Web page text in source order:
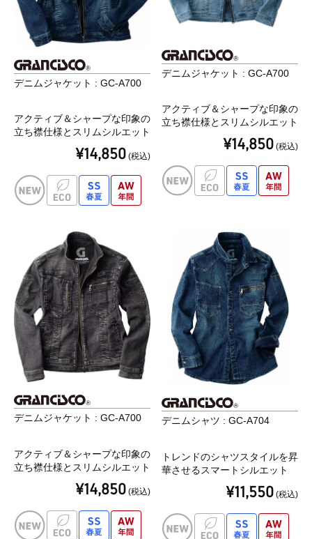
デニムジャケット : GC-A700
アクティブ＆シャープな印象の
立ち襟仕様とスリムシルエット
¥14,850 (税込)
デニムジャケット : GC-A700
アクティブ＆シャープな印象の
立ち襟仕様とスリムシルエット
¥14,850 (税込)
デニムジャケット : GC-A700
アクティブ＆シャープな印象の
立ち襟仕様とスリムシルエット
¥14,850 (税込)
デニムシャツ : GC-A704
トレンドのシャツスタイルを昇
華させるスマートシルエット
¥11,550 (税込)